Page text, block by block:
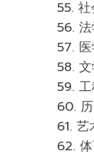
55.
56.
57.
58.
59.
60.
61.
62.